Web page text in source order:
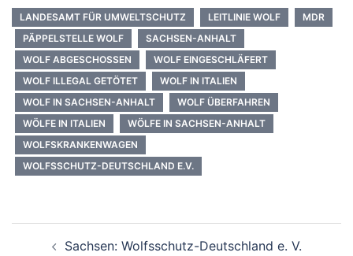
LANDESAMT FÜR UMWELTSCHUTZ LEITLINIE WOLF
MDR
PÄPPELSTELLE WOLF
SACHSEN-ANHALT
WOLF ABGESCHOSSEN
WOLF EINGESCHLÄFERT
WOLF ILLEGAL GETÖTET
WOLF IN ITALIEN
WOLF IN SACHSEN-ANHALT
WOLF ÜBERFAHREN
WÖLFE IN ITALIEN
WÖLFE IN SACHSEN-ANHALT
WOLFSKRANKENWAGEN
WOLFSSCHUTZ-DEUTSCHLAND E.V.
Sachsen: Wolfsschutz-Deutschland e. V.